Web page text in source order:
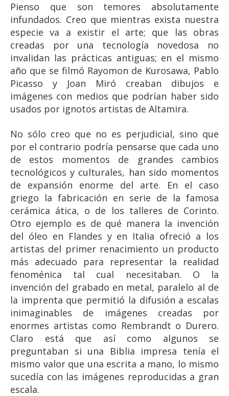
Pienso que son temores absolutamente
infundados. Creo que mientras exista nuestra
especie va a existir el arte; que las obras
creadas por una tecnología novedosa no
invalidan las prácticas antiguas; en el mismo
año que se filmó Rayomon de Kurosawa, Pablo
Picasso y Joan Miró creaban dibujos e
imágenes con medios que podrían haber sido
usados por ignotos artistas de Altamira.
No sólo creo que no es perjudicial, sino que
por el contrario podría pensarse que cada uno
de estos momentos de grandes cambios
tecnológicos y culturales, han sido momentos
de expansión enorme del arte. En el caso
griego la fabricación en serie de la famosa
cerámica ática, o de los talleres de Corinto.
Otro ejemplo es de qué manera la invención
del óleo en Flandes y en Italia ofreció a los
artistas del primer renacimiento un producto
más adecuado para representar la realidad
fenoménica tal cual necesitaban. O la
invención del grabado en metal, paralelo al de
la imprenta que permitió la difusión a escalas
inimaginables de imágenes creadas por
enormes artistas como Rembrandt o Durero.
Claro está que así como algunos se
preguntaban si una Biblia impresa tenía el
mismo valor que una escrita a mano, lo mismo
sucedía con las imágenes reproducidas a gran
escala.